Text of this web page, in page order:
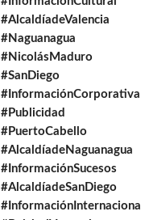
#AlcaldíadeValencia
#Naguanagua
#NicolásMaduro
#SanDiego
#InformaciónCorporativa
#Publicidad
#PuertoCabello
#AlcaldíadeNaguanagua
#InformaciónSucesos
#AlcaldíadeSanDiego
#InformaciónInternacional